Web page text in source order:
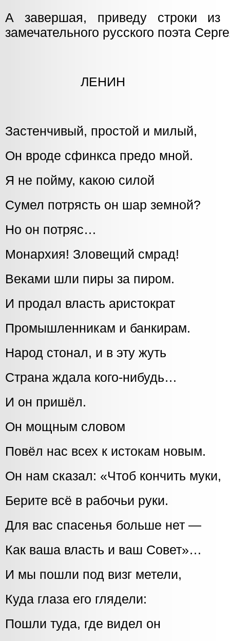
А завершая, приведу строки из
замечательного русского поэта
ЛЕНИН
Застенчивый, простой и милый,
Он вроде сфинкса предо мной.
Я не пойму, какою силой
Сумел потрясть он шар земной?
Но он потряс…
Монархия! Зловещий смрад!
Веками шли пиры за пиром.
И продал власть аристократ
Промышленникам и банкирам.
Народ стонал, и в эту жуть
Страна ждала кого-нибудь…
И он пришёл.
Он мощным словом
Повёл нас всех к истокам новым.
Он нам сказал: «Чтоб кончить муки,
Берите всё в рабочьи руки.
Для вас спасенья больше нет —
Как ваша власть и ваш Совет»…
И мы пошли под визг метели,
Куда глаза его глядели:
Пошли туда, где видел он